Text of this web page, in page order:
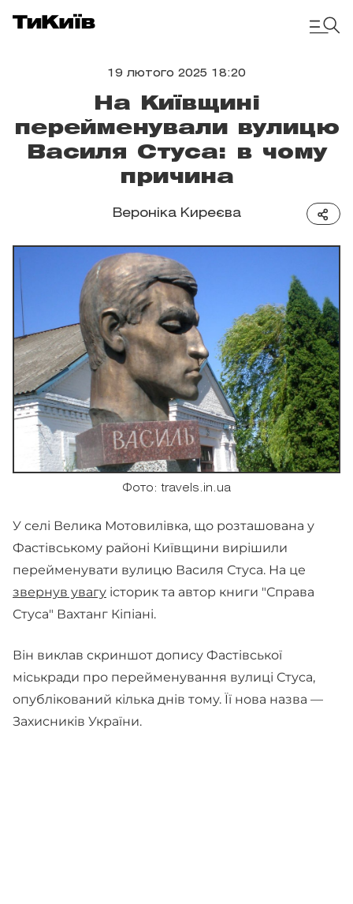
19 лютого 2025 18:20
На Київщині
перейменували вулицю
Василя Стуса: в чому
причина
Вероніка Киреєва
Фото: travels.in.ua
У селі Велика Мотовилівка, що розташована у
Фастівському районі Київщини вирішили
перейменувати вулицю Василя Стуса. На це
звернув увагу історик та автор книги "Справа
Стуса" Вахтанг Кіпіані.
Він виклав скриншот допису Фастівської
міськради про перейменування вулиці Стуса,
опублікований кілька днів тому. Її нова назва —
Захисників України.